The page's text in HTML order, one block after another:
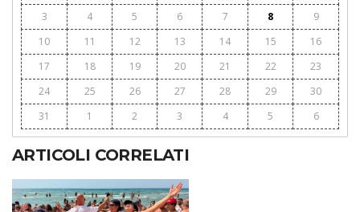
3
4 5 6 7 8
9
10
11 12 13 14 15
16
17
18 19 20 21 22
23
24
25 26 27 28 29
30
31
1 2 3 4 5 6
ARTICOLI CORRELATI